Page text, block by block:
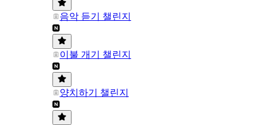
음악 듣기 챌린지
이불 개기 챌린지
양치하기 챌린지